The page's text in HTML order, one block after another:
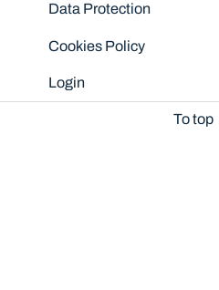
Data Protection
Cookies Policy
Login
To top